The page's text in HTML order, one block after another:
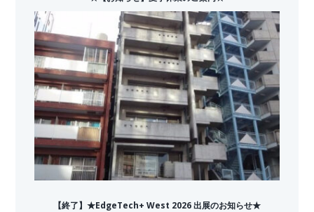
【終了】★EdgeTech+ West 2026 出展のお知らせ★